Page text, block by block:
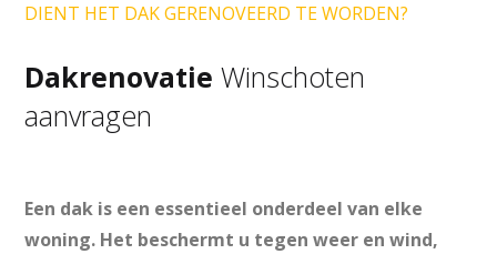
DIENT HET DAK GERENOVEERD TE WORDEN?
Dakrenovatie Winschoten
aanvragen
Een dak is een essentieel onderdeel van elke
woning. Het beschermt u tegen weer en wind,